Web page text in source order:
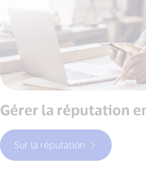
Gérer la réputation
Sur la réputation